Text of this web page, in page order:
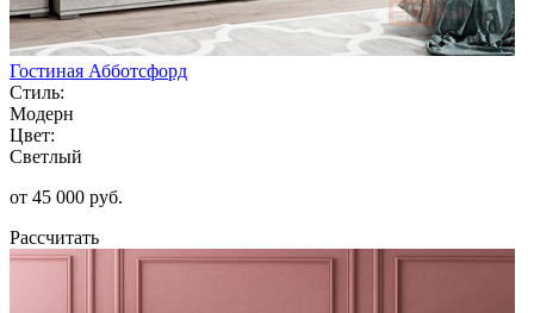
Гостиная Абботсфорд
Стиль:
Модерн
Цвет:
Светлый
от 45 000 руб.
Рассчитать